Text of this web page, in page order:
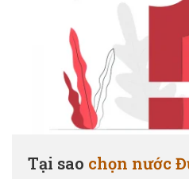
Tại sao chọn nước